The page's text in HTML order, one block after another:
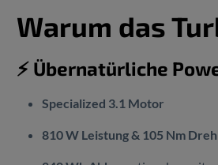
Warum das
⚡ Übernatürliche
Specialized 3.1 Motor
810 W Leistung & 105 Nm